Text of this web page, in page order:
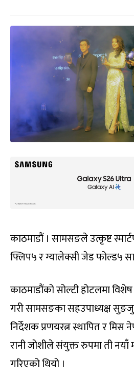
काठमाडौं । सामसङले उत्कृष्ट
फ्लिप५ र ग्यालेक्सी जेड फोल्ड५
काठमाडौंको सोल्टी होटलमा
गरी सामसङका सहउपाध्यक्ष
निर्देशक प्रणयरत्न स्थापित र मिस
रानी जोशीले संयुक्त रुपमा ती
गरिएको थियो ।